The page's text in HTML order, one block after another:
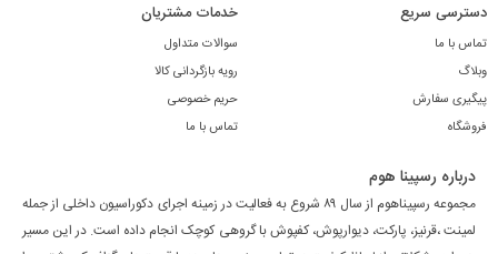
دسترسی سریع
تماس با ما
وبلاگ
پیگیری سفارش
فروشگاه
خدمات مشتریان
سوالات متداول
رویه بازگردانی کالا
حریم خصوصی
تماس با ما
درباره رسپینا هوم
مجموعه رسپیناهوم از سال ۸۹ شروع به فعالیت در زمینه اجرای دکوراسیون داخلی از جمله
لمینت ،قرنیز، پارکت، دیوارپوش، کفپوش با گروهی کوچک انجام داده است. در این مسیر